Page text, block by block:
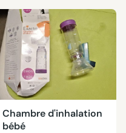
Chambre d'inhalation
bébé